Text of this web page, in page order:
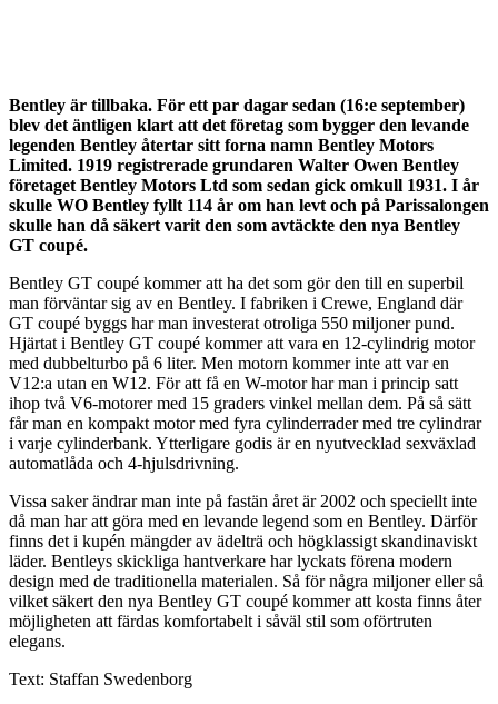
Bentley är tillbaka. För ett par dagar sedan (16:e september)
blev det äntligen klart att det företag som bygger den levande
legenden Bentley återtar sitt forna namn Bentley Motors
Limited. 1919 registrerade grundaren Walter Owen Bentley
företaget Bentley Motors Ltd som sedan gick omkull 1931. I år
skulle WO Bentley fyllt 114 år om han levt och på Parissalongen
skulle han då säkert varit den som avtäckte den nya Bentley
GT coupé.
Bentley GT coupé kommer att ha det som gör den till en superbil
man förväntar sig av en Bentley. I fabriken i Crewe, England där
GT coupé byggs har man investerat otroliga 550 miljoner pund.
Hjärtat i Bentley GT coupé kommer att vara en 12-cylindrig motor
med dubbelturbo på 6 liter. Men motorn kommer inte att var en
V12:a utan en W12. För att få en W-motor har man i princip satt
ihop två V6-motorer med 15 graders vinkel mellan dem. På så sätt
får man en kompakt motor med fyra cylinderrader med tre cylindrar
i varje cylinderbank. Ytterligare godis är en nyutvecklad sexväxlad
automatlåda och 4-hjulsdrivning.
Vissa saker ändrar man inte på fastän året är 2002 och speciellt inte
då man har att göra med en levande legend som en Bentley. Därför
finns det i kupén mängder av ädelträ och högklassigt skandinaviskt
läder. Bentleys skickliga hantverkare har lyckats förena modern
design med de traditionella materialen. Så för några miljoner eller så
vilket säkert den nya Bentley GT coupé kommer att kosta finns åter
möjligheten att färdas komfortabelt i såväl stil som oförtruten
elegans.
Text: Staffan Swedenborg